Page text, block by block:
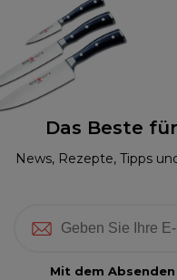
Das Beste
News, Rezepte, Tipps
Mit dem